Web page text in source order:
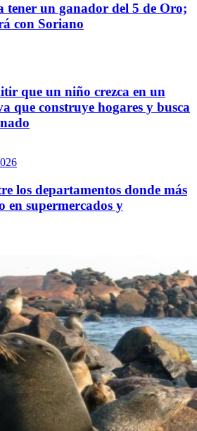
tener un ganador del 5 de Oro;
con Soriano
que un niño crezca en un
que construye hogares y busca
los departamentos donde más
en supermercados y